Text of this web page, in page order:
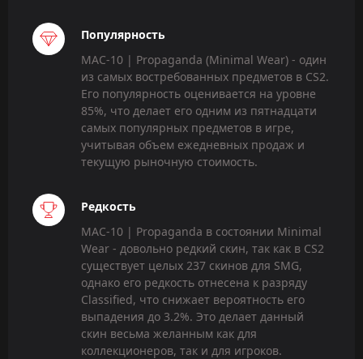
Популярность
MAC-10 | Propaganda (Minimal Wear) - один
из самых востребованных предметов в CS2.
Его популярность оценивается на уровне
85%, что делает его одним из пятнадцати
самых популярных предметов в игре,
учитывая объем ежедневных продаж и
текущую рыночную стоимость.
Редкость
MAC-10 | Propaganda в состоянии Minimal
Wear - довольно редкий скин, так как в CS2
существует целых 237 скинов для SMG,
однако его редкость отнесена к разряду
Classified, что снижает вероятность его
выпадения до 3.2%. Это делает данный
скин весьма желанным как для
коллекционеров, так и для игроков.